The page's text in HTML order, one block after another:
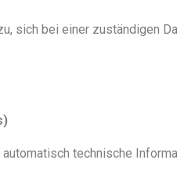
sich bei einer zuständigen
technische